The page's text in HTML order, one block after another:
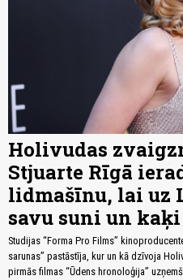
Holivudas
Stjuarte Rīgā
lidmašīnu, lai uz
savu suni un kaķi
Studijas “Forma Pro Films”
sarunas” pastāstīja, kur un kā dzīvoja
pirmās filmas “Ūdens hronoloģija”